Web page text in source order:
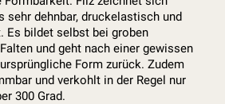
sehr dehnbar, druckelastisch und
Es bildet selbst bei groben
und geht nach einer gewissen
Form zurück. Zudem
und verkohlt in der Regel nur
300 Grad.